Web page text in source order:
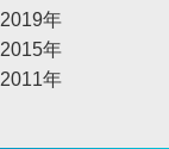
2019年
2015年
2011年